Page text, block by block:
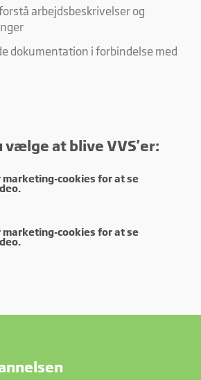
bruges til at spore brugere på tværs af
er at vise annoncer, der er relevante og
enkelte bruger, og dermed mere
arbejdsbeskrivelser og
dokumentation i forbindelse med
vælge at blive VVS'er:
marketing-cookies for at se
marketing-cookies for at se